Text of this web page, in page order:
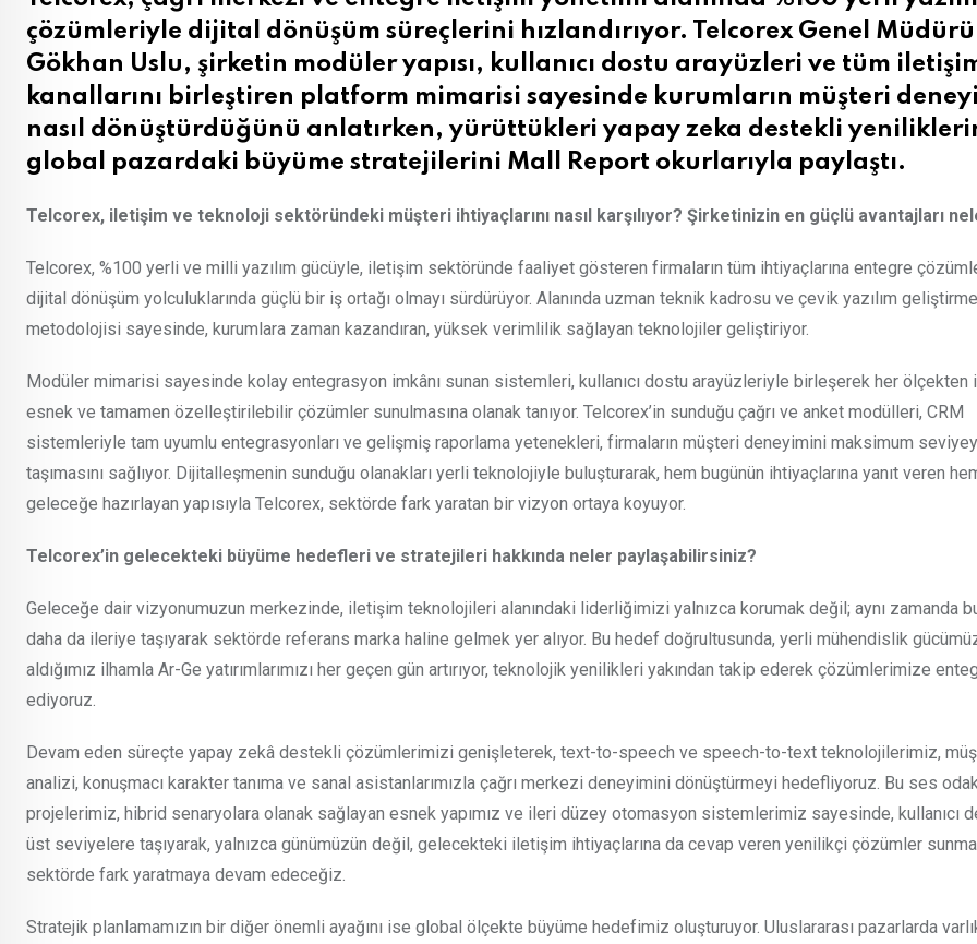
çözümleriyle dijital dönüşüm süreçlerini hızlandırıyor. Telcorex Genel Müdürü
Gökhan Uslu, şirketin modüler yapısı, kullanıcı dostu arayüzleri ve tüm
kanallarını birleştiren platform mimarisi sayesinde kurumların müşteri
nasıl dönüştürdüğünü anlatırken, yürüttükleri yapay zeka destekli
global pazardaki büyüme stratejilerini Mall Report okurlarıyla paylaştı.
Telcorex, iletişim ve teknoloji sektöründeki müşteri ihtiyaçlarını nasıl karşılıyor? Şirketinizin en güçlü avantajları
Telcorex, %100 yerli ve milli yazılım gücüyle, iletişim sektöründe faaliyet gösteren firmaların tüm ihtiyaçlarına entegre
dijital dönüşüm yolculuklarında güçlü bir iş ortağı olmayı sürdürüyor. Alanında uzman teknik kadrosu ve çevik yazılım geliştirme
metodolojisi sayesinde, kurumlara zaman kazandıran, yüksek verimlilik sağlayan teknolojiler geliştiriyor.
Modüler mimarisi sayesinde kolay entegrasyon imkânı sunan sistemleri, kullanıcı dostu arayüzleriyle birleşerek her ölçekten
esnek ve tamamen özelleştirilebilir çözümler sunulmasına olanak tanıyor. Telcorex’in sunduğu çağrı ve anket modülleri, CRM
sistemleriyle tam uyumlu entegrasyonları ve gelişmiş raporlama yetenekleri, firmaların müşteri deneyimini maksimum
taşımasını sağlıyor. Dijitalleşmenin sunduğu olanakları yerli teknolojiyle buluşturarak, hem bugünün ihtiyaçlarına yanıt veren
geleceğe hazırlayan yapısıyla Telcorex, sektörde fark yaratan bir vizyon ortaya koyuyor.
Telcorex’in gelecekteki büyüme hedefleri ve stratejileri hakkında neler paylaşabilirsiniz?
Geleceğe dair vizyonumuzun merkezinde, iletişim teknolojileri alanındaki liderliğimizi yalnızca korumak değil; aynı zamanda
daha da ileriye taşıyarak sektörde referans marka haline gelmek yer alıyor. Bu hedef doğrultusunda, yerli mühendislik
aldığımız ilhamla Ar-Ge yatırımlarımızı her geçen gün artırıyor, teknolojik yenilikleri yakından takip ederek çözümlerimize
ediyoruz.
Devam eden süreçte yapay zekâ destekli çözümlerimizi genişleterek, text-to-speech ve speech-to-text teknolojilerimiz,
analizi, konuşmacı karakter tanıma ve sanal asistanlarımızla çağrı merkezi deneyimini dönüştürmeyi hedefliyoruz. Bu ses
projelerimiz, hibrid senaryolara olanak sağlayan esnek yapımız ve ileri düzey otomasyon sistemlerimiz sayesinde, kullanıcı
üst seviyelere taşıyarak, yalnızca günümüzün değil, gelecekteki iletişim ihtiyaçlarına da cevap veren yenilikçi çözümler
sektörde fark yaratmaya devam edeceğiz.
Stratejik planlamamızın bir diğer önemli ayağını ise global ölçekte büyüme hedefimiz oluşturuyor. Uluslararası pazarlarda